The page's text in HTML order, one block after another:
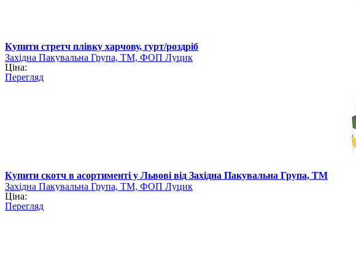
Купити стретч плівку харчову, гурт/роздріб
Західна Пакувальна Група, ТМ, ФОП Луцик
Ціна:
Перегляд
Купити скотч в асортименті у Львові від Західна Пакувальна Група, ТМ
Західна Пакувальна Група, ТМ, ФОП Луцик
Ціна:
Перегляд